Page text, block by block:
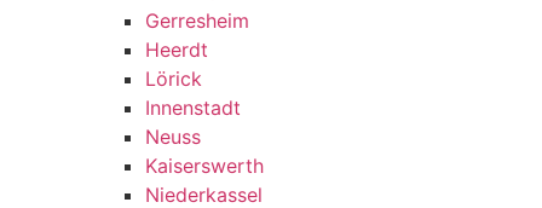
Gerresheim
Heerdt
Lörick
Innenstadt
Neuss
Kaiserswerth
Niederkassel